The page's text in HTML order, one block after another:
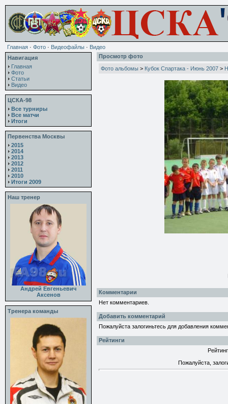
Главная · Фото · Видеофайлы · Видео
Навигация
Главная
Фото
Статьи
Видео
ЦСКА-98
Все турниры
Все матчи
Итоги
Первенства Москвы
2015
2014
2013
2012
2011
2010
Итоги 2009
Наш тренер
Андрей Евгеньевич
Аксенов
Тренера команды
Просмотр фото
Фото альбомы > Кубок Спартака - Июнь 2007 >
Комментарии
Нет комментариев.
Добавить комментарий
Пожалуйста залогиньтесь для добавления
Рейтинги
Пожалуйста,